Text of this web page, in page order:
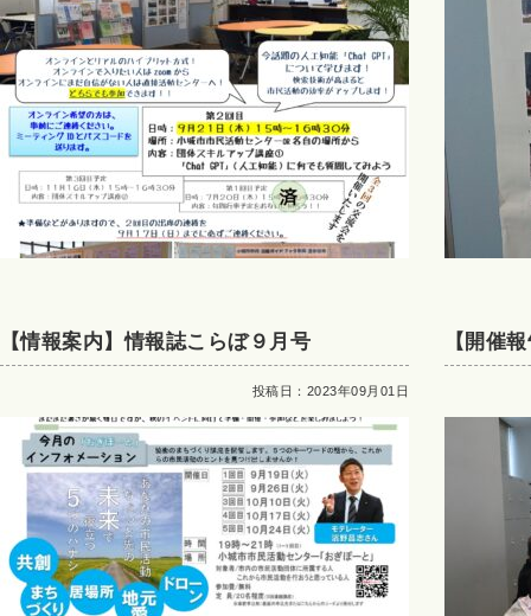
【情報案内】情報誌こらぼ９月号
投稿日：2023年09月01日
【開催